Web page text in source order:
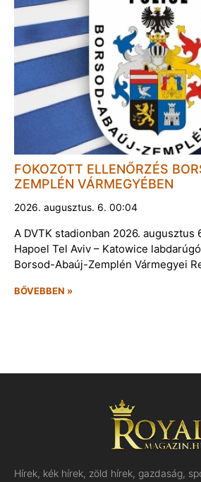
FOKOZOTT ELLENŐRZÉS
ZEMPLÉN VÁRMEGYÉBEN
2026. augusztus. 6. 00:04
A DVTK stadionban 2026. augusztus
Hapoel Tel Aviv – Katowice
Borsod-Abaúj-Zemplén Vármegyei
BŐVEBBEN »
Hírek, kék hírek, zöld hírek, gazdaság,